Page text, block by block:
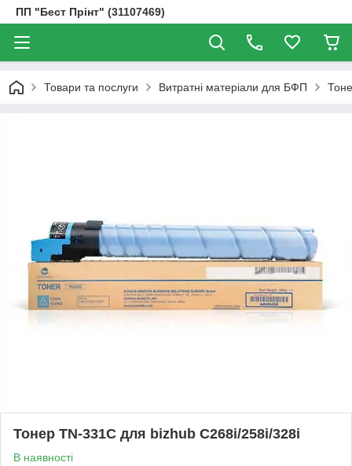
ПП "Бест Прінт" (31107469)
Товари та послуги Витратні матеріали для БФП
Тонер TN-331C для bizhub C268i/258i/328i
В наявності